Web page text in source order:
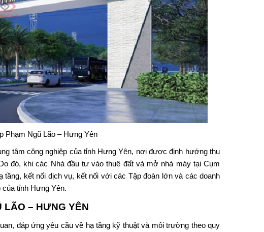
Phạm Ngũ Lão – Hưng Yên
tâm công nghiệp của tỉnh Hưng Yên, nơi được định hướng thu
đó, khi các Nhà đầu tư vào thuê đất và mở nhà máy tại Cụm
kết nối dịch vụ, kết nối với các Tập đoàn lớn và các doanh
tỉnh Hưng Yên.
LÃO – HƯNG YÊN
đáp ứng yêu cầu về hạ tầng kỹ thuật và môi trường theo quy